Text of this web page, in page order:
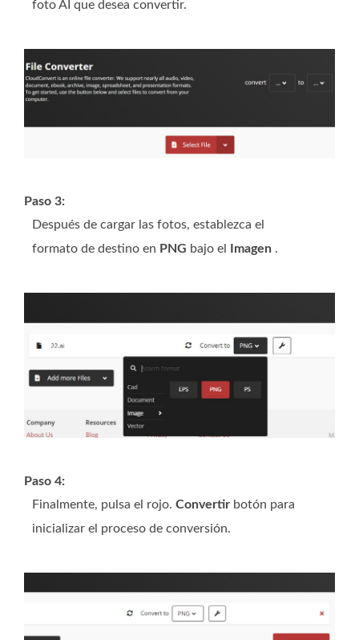
foto AI que desea convertir.
Paso 3:
Después de cargar las fotos, establezca el
formato de destino en PNG bajo el Imagen .
Paso 4:
Finalmente, pulsa el rojo. Convertir botón para
inicializar el proceso de conversión.